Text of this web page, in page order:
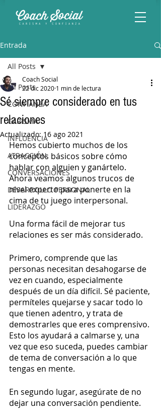
Entrada
All Posts
CONFIANZA
CARISMA
INFLUENCIA
ATRACCIÓN
CONVERSACIONES
DESARROLLO PERSONAL
LIDERAZGO
All Posts
Sé siempre considerado en tus
relaciones
Coach Social
22 dic 2020 1 min de lectura
Actualizado:16 ago 2021
Hemos cubierto muchos de los
conceptos básicos sobre cómo
hablar con alguien y ganártelo.
Ahora veamos algunos trucos de
nivel experto para ponerte en la
cima de tu juego interpersonal.
Una forma fácil de mejorar tus
relaciones es ser más considerado.
Primero, comprende que las
personas necesitan desahogarse de
vez en cuando, especialmente
después de un día difícil. Sé paciente,
permíteles quejarse y sacar todo lo
que tienen adentro, y ​​trata de
demostrarles que eres comprensivo.
Esto los ayudará a calmarse y, una
vez que eso suceda, puedes cambiar
de tema de conversación a lo que
tengas en mente.
En segundo lugar, asegúrate de no
dejar una conversación pendiente.